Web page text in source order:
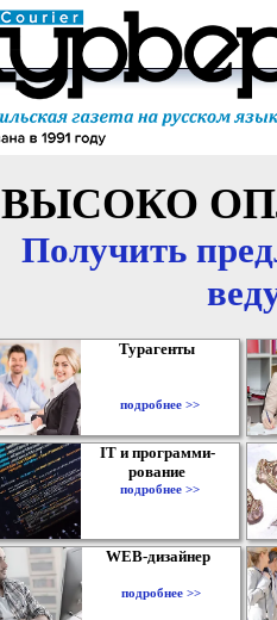
ВЫСОКО
Получить
Турагенты
подробнее >>
IT и программи-
рование
подробнее >>
WEB-дизайнер
подробнее >>